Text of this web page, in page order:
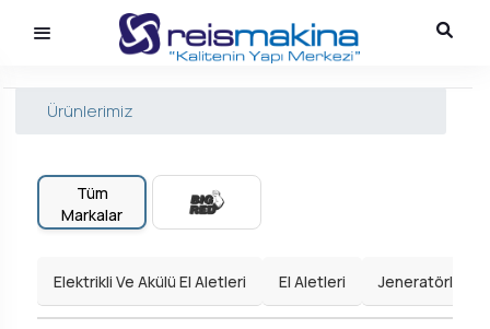
Ürünlerimiz
Tüm
Markalar
Elektrikli Ve Akülü El Aletleri El Aletleri Jeneratörler